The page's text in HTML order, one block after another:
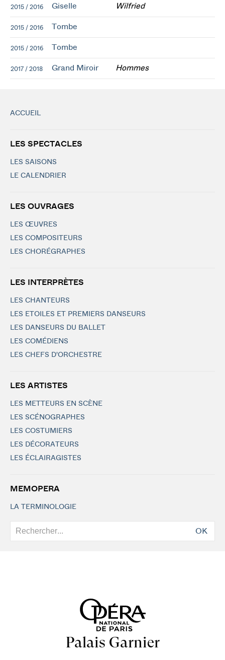
2015 / 2016 Giselle Wilfried
2015 / 2016 Tombe
2015 / 2016 Tombe
2017 / 2018 Grand Miroir Hommes
ACCUEIL
LES SPECTACLES
LES SAISONS
LE CALENDRIER
LES OUVRAGES
LES ŒUVRES
LES COMPOSITEURS
LES CHORÉGRAPHES
LES INTERPRÈTES
LES CHANTEURS
LES ETOILES ET PREMIERS DANSEURS
LES DANSEURS DU BALLET
LES COMÉDIENS
LES CHEFS D'ORCHESTRE
LES ARTISTES
LES METTEURS EN SCÈNE
LES SCÉNOGRAPHES
LES COSTUMIERS
LES DÉCORATEURS
LES ÉCLAIRAGISTES
MEMOPERA
LA TERMINOLOGIE
OK
Palais Garnier